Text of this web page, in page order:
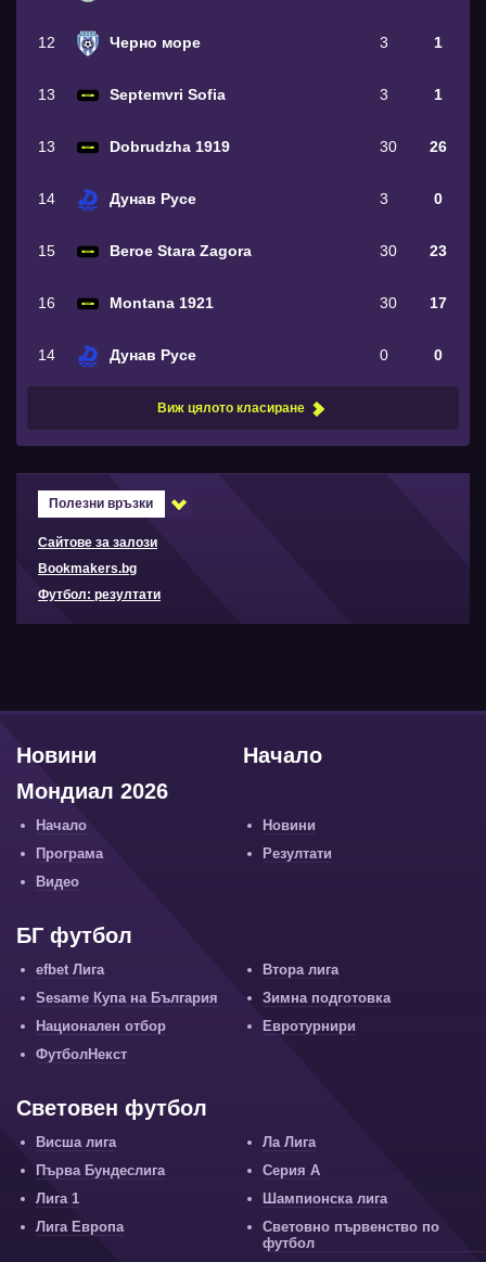
12 Черно море 3 1
13 Septemvri Sofia 3 1
13 Dobrudzha 1919 30 26
14 Дунав Русе 3 0
15 Beroe Stara Zagora 30 23
16 Montana 1921 30 17
14 Дунав Русе 0 0
Виж цялото класиране
Полезни връзки
Сайтове за залози
Bookmakers.bg
Футбол: резултати
Начало
Новини
Мондиал 2026
Начало
Новини
Програма
Резултати
Видео
БГ футбол
efbet Лига
Втора лига
Sesame Купа на България
Зимна подготовка
Национален отбор
Евротурнири
ФутболНекст
Световен футбол
Висша лига
Ла Лига
Първа Бундеслига
Серия А
Лига 1
Шампионска лига
Лига Европа
Световно първенство по
футбол